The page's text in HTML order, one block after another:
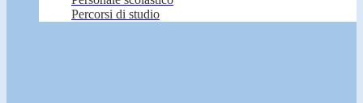
Percorsi di studio